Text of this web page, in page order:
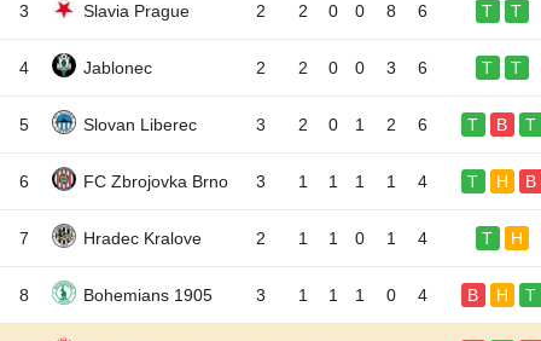
3 Slavia Prague 2 2 0 0 8 6 T T
4 Jablonec 2 2 0 0 3 6 T T
5 Slovan Liberec 3 2 0 1 2 6 T B T
6 FC Zbrojovka Brno 3 1 1 1 1 4 T H B
7 Hradec Kralove 2 1 1 0 1 4 T H
8 Bohemians 1905 3 1 1 1 0 4 B H T